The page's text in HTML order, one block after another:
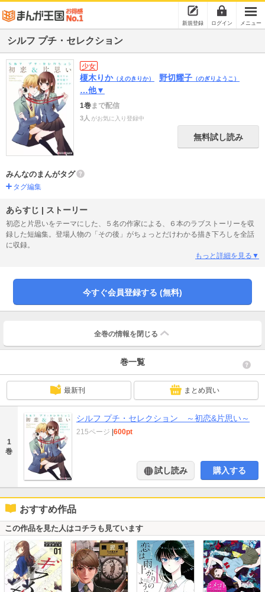
新規登録 ログイン メニュー
シルフ プチ・セレクション
少女
榎木りか（えのきりか） 野切耀子 （のぎりようこ）
…他▼
1巻まで配信
3人 がお気に入り登録中
無料試し読み
みんなのまんがタグ
タグ編集
あらすじ | ストーリー
初恋と片思いをテーマにした、５名の作家による、６本のラブストーリーを収
録した短編集。登場人物の「その後」がちょっとだけわかる描き下ろしを全話
に収録。
もっと詳細を見る▼
今すぐ会員登録する (無料)
全巻の情報を 閉じる
巻一覧
最新刊 まとめ買い
1
巻
シルフ プチ・セレクション ～初恋&片思い～
215ページ |600pt
試し読み 購入する
おすすめ作品
この作品を見た人はコチラも見ています